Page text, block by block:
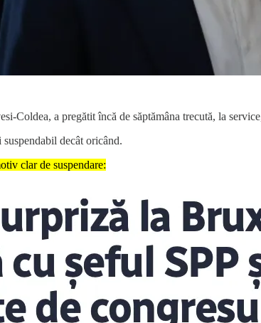
Coldea, a pregătit încă de săptămâna trecută, la
decât oricând.
clar de suspendare: